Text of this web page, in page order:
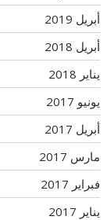
أبريل 2019
أبريل 2018
يناير 2018
يونيو 2017
أبريل 2017
مارس 2017
فبراير 2017
يناير 2017